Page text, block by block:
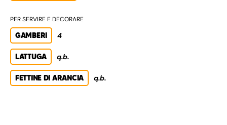
PER SERVIRE E DECORARE
GAMBERI 4
LATTUGA q.b.
FETTINE DI ARANCIA q.b.